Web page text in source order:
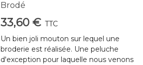
Brodé
33,60 € TTC
Un bien joli mouton sur lequel une
broderie est réalisée. Une peluche
d'exception pour laquelle nous venons